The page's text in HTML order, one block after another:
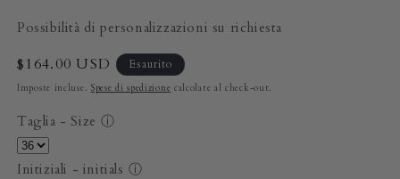
Possibilità di personalizzazioni su richiesta
Prezzo
di
$164.00 USD Esaurito
Imposte incluse. Spese di spedizione calcolate al check-out.
Taglia - Size ⓘ
Initiziali - initials ⓘ